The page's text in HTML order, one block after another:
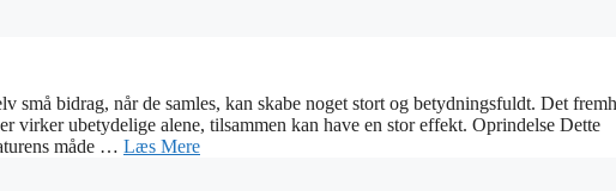
små bidrag, når de samles, kan skabe noget stort og betydningsfuldt. Det
virker ubetydelige alene, tilsammen kan have en stor effekt. Oprindelse Dette
måde … Læs Mere